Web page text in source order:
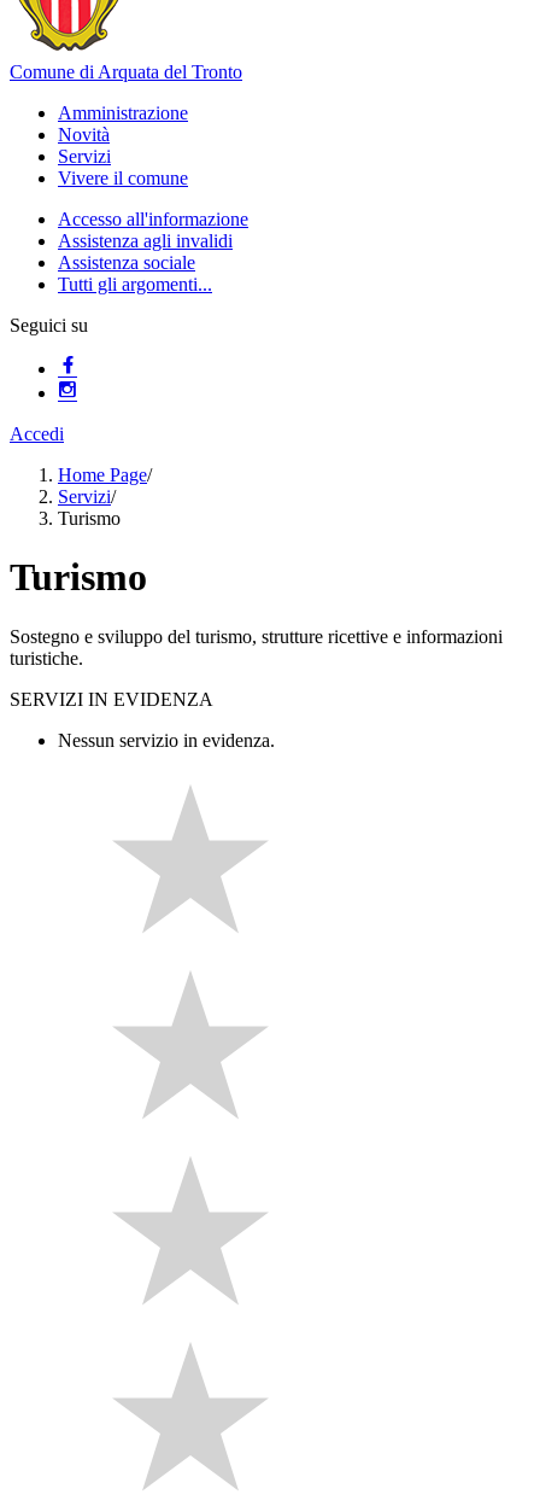
Comune di Arquata del Tronto
Amministrazione
Novità
Servizi
Vivere il comune
Accesso all'informazione
Assistenza agli invalidi
Assistenza sociale
Tutti gli argomenti...
Seguici su
Accedi
Home Page/
Servizi/
Turismo
Turismo
Sostegno e sviluppo del turismo, strutture ricettive e informazioni
turistiche.
SERVIZI IN EVIDENZA
Nessun servizio in evidenza.